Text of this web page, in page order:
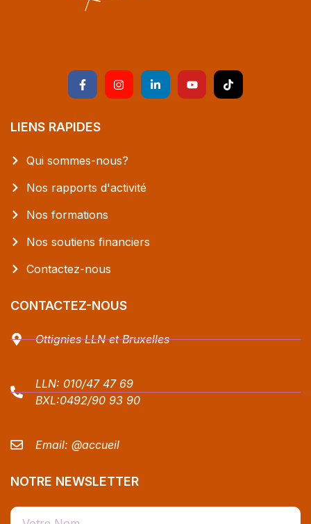
LIENS RAPIDES
Qui sommes-nous?
Nos rapports d'activité
Nos formations
Nos soutiens financiers
Contactez-nous
CONTACTEZ-NOUS
Ottignies LLN et Bruxelles
LLN: 010/47 47 69
BXL:0492/90 93 90
Email: @accueil
NOTRE NEWSLETTER